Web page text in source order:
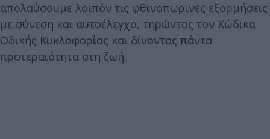
απολαύσουμε λοιπόν τις φθινοπωρινές εξορμήσεις
με σύνεση και αυτοέλεγχο, τηρώντας τον Κώδικα
Οδικής Κυκλοφορίας και δίνοντας πάντα
προτεραιότητα στη ζωή.